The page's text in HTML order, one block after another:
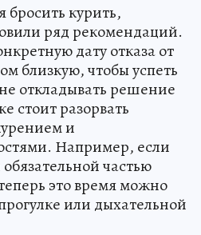
бросить курить,
ряд рекомендаций.
дату отказа от
близкую, чтобы успеть
откладывать решение
стоит разорвать
и
Например, если
частью
это время можно
или дыхательной